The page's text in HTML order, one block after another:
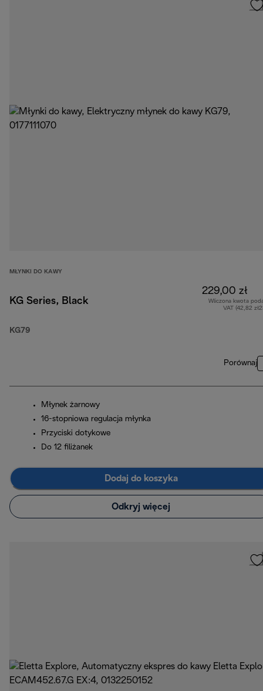
MŁYNKI DO KAWY
KG Series, Black
KG79
229,00 zł
Wliczona kwota
VAT (42,82
Porównaj
Młynek żarnowy
16-stopniowa regulacja młynka
Przyciski dotykowe
Do 12 filiżanek
Dodaj do koszyka
Odkryj więcej